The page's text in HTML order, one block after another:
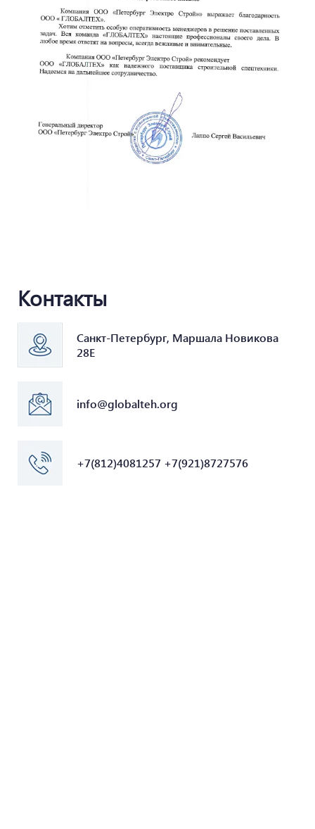
Контакты
Санкт-Петербург, Маршала Новикова
28Е
info@globalteh.org
+7(812)4081257 +7(921)8727576